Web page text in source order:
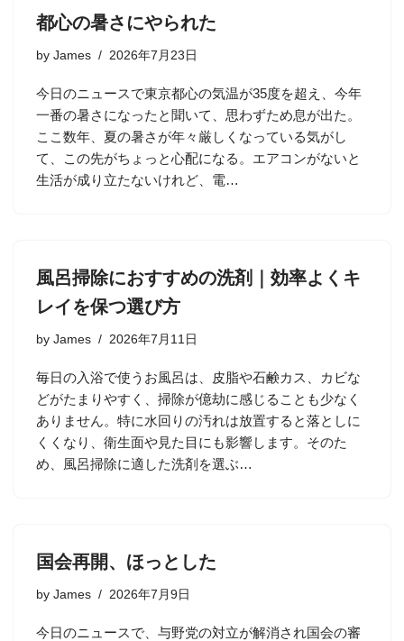
都心の暑さにやられた
by James 2026年7月23日
今日のニュースで東京都心の気温が35度を超え、今年
一番の暑さになったと聞いて、思わずため息が出た。
ここ数年、夏の暑さが年々厳しくなっている気がし
て、この先がちょっと心配になる。エアコンがないと
生活が成り立たないけれど、電…
風呂掃除におすすめの洗剤｜効率よくキ
レイを保つ選び方
by James 2026年7月11日
毎日の入浴で使うお風呂は、皮脂や石鹸カス、カビな
どがたまりやすく、掃除が億劫に感じることも少なく
ありません。特に水回りの汚れは放置すると落としに
くくなり、衛生面や見た目にも影響します。そのた
め、風呂掃除に適した洗剤を選ぶ…
国会再開、ほっとした
by James 2026年7月9日
今日のニュースで、与野党の対立が解消され国会の審